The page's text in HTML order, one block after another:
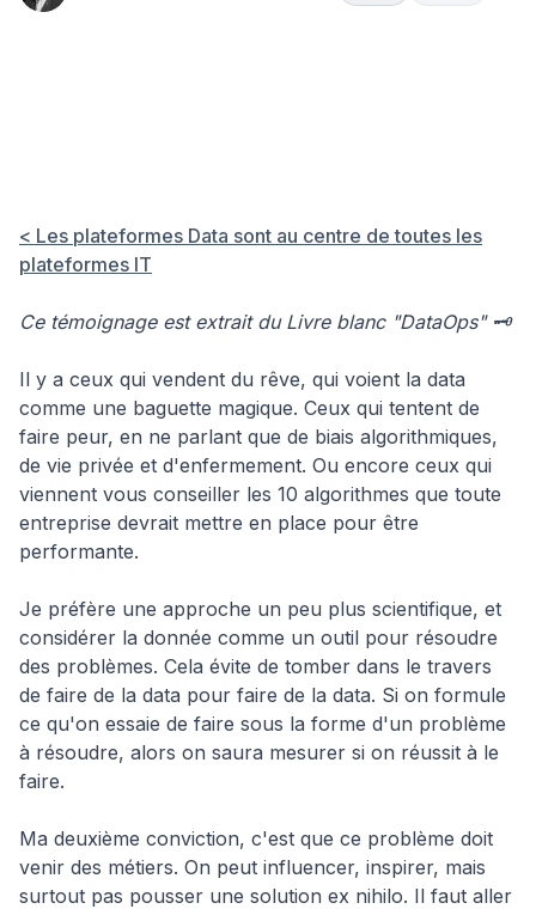
d'un produit
< Les plateformes Data sont au centre de toutes les
plateformes IT
Ce témoignage est extrait du Livre blanc "DataOps" 🗝
Il y a ceux qui vendent du rêve, qui voient la data
comme une baguette magique. Ceux qui tentent de
faire peur, en ne parlant que de biais algorithmiques,
de vie privée et d'enfermement. Ou encore ceux qui
viennent vous conseiller les 10 algorithmes que toute
entreprise devrait mettre en place pour être
performante.
Je préfère une approche un peu plus scientifique, et
considérer la donnée comme un outil pour résoudre
des problèmes. Cela évite de tomber dans le travers
de faire de la data pour faire de la data. Si on formule
ce qu'on essaie de faire sous la forme d'un problème
à résoudre, alors on saura mesurer si on réussit à le
faire.
Ma deuxième conviction, c'est que ce problème doit
venir des métiers. On peut influencer, inspirer, mais
surtout pas pousser une solution ex nihilo. Il faut aller